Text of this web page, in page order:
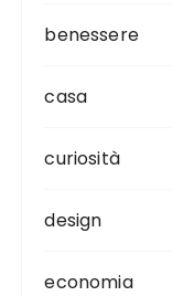
benessere
casa
curiosità
design
economia